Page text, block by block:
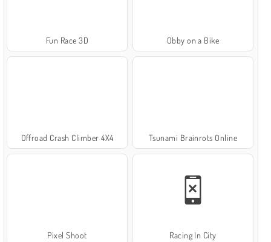
Fun Race 3D Obby on a Bike
Offroad Crash Climber 4X4 Tsunami Brainrots Online
Pixel Shoot Racing In City